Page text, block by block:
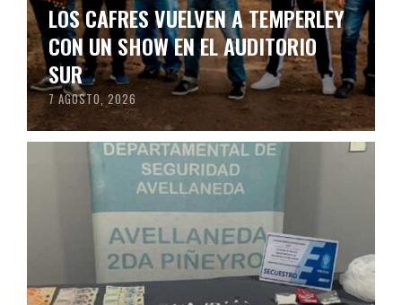
LOS CAFRES VUELVEN A TEMPERLEY
CON UN SHOW EN EL AUDITORIO
SUR
7 AGOSTO, 2026